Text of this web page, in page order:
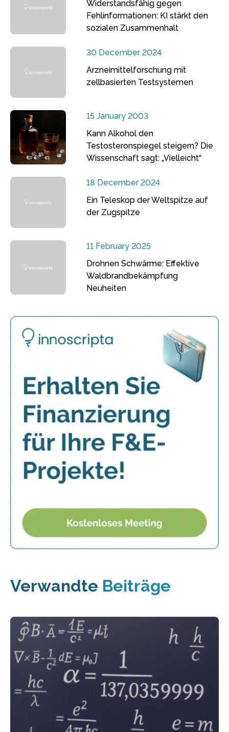
Widerstandsfähig gegen
Fehlinformationen: KI stärkt den
sozialen Zusammenhalt
30 December 2024
Arzneimittelforschung mit
zellbasierten Testsystemen
15 January 2003
Kann Alkohol den
Testosteronspiegel steigern? Die
Wissenschaft sagt: „Vielleicht“
18 December 2024
Ein Teleskop der Weltspitze auf
der Zugspitze
11 February 2025
Drohnen Schwärme: Effektive
Waldbrandbekämpfung
Neuheiten
Verwandte Beiträge